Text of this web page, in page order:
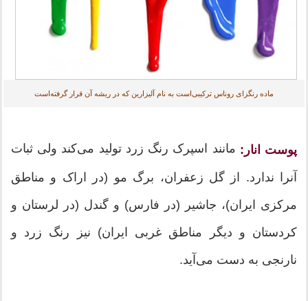
ماده رنگزای روناس ترکیبی‌است به نام آلیزارین که در ریشه آن قرار گرفته‌است
پوست انار: مانند اسپرک رنگ زرد تولید می‌کند ولی ثبات
آنرا ندارد. از گل زعفران، برگ مو (در اراک و مناطق
مرکزی ایران)، جاشیر (در فارس) و گندل (در لرستان و
کردستان و دیگر مناطق غربی ایران) نیز رنگ زرد و
نارنجی به دست می‌آید.